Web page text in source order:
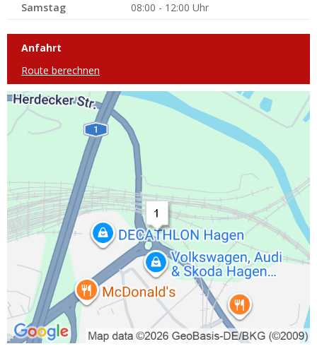
Samstag
08:00 - 12:00 Uhr
Anfahrt
Route berechnen